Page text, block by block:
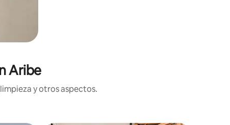
Aribe
y otros aspectos.